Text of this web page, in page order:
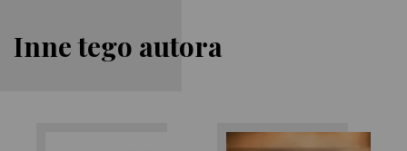
Inne tego autora